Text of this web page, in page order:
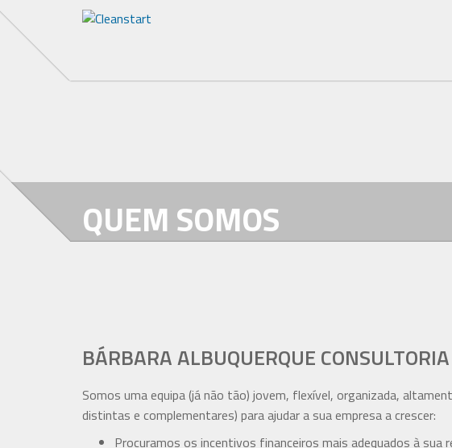
QUEM SOMOS
BÁRBARA ALBUQUERQUE CONSULTORIA
Somos uma equipa (já não tão) jovem, flexível, organizada,
distintas e complementares) para ajudar a sua empresa a crescer:
Procuramos os incentivos financeiros mais adequados à sua